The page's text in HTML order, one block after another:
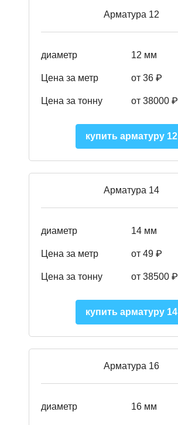
Арматура 12
диаметр 12 мм
Цена за метр от 36 ₽
Цена за тонну от 38000 ₽
купить арматуру 12
Арматура 14
диаметр 14 мм
Цена за метр от 49 ₽
Цена за тонну от 38500 ₽
купить арматуру 14
Арматура 16
диаметр 16 мм